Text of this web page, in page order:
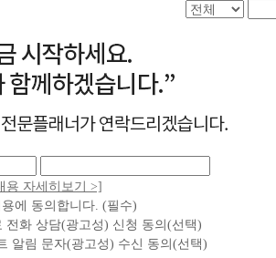
용 자세히보기 >]
에 동의합니다. (필수)
전화 상담(광고성) 신청 동의(선택)
알림 문자(광고성) 수신 동의(선택)